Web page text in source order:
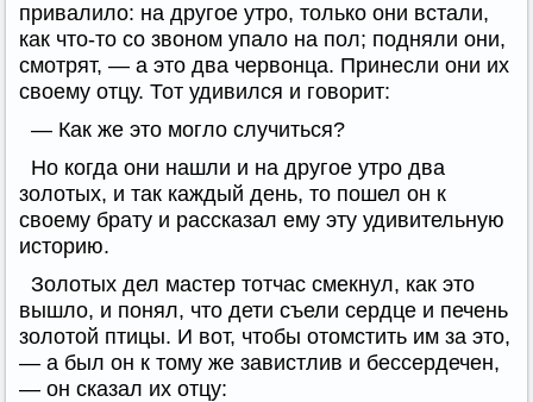
привалило: на другое утро, только они встали,
как что-то со звоном упало на пол; подняли они,
смотрят, — а это два червонца. Принесли они их
своему отцу. Тот удивился и говорит:
— Как же это могло случиться?
Но когда они нашли и на другое утро два
золотых, и так каждый день, то пошел он к
своему брату и рассказал ему эту удивительную
историю.
Золотых дел мастер тотчас смекнул, как это
вышло, и понял, что дети съели сердце и печень
золотой птицы. И вот, чтобы отомстить им за это,
— а был он к тому же завистлив и бессердечен,
— он сказал их отцу: